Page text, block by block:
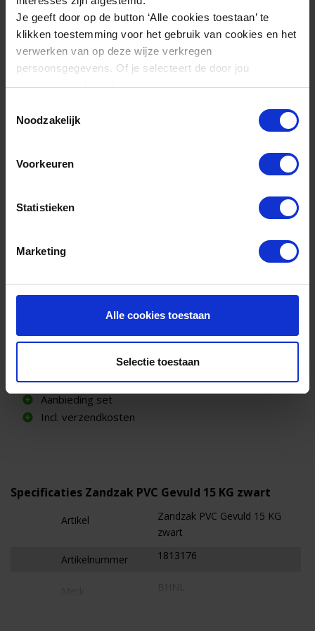
Je geeft door op de button ‘Alle cookies toestaan’ te
klikken toestemming voor het gebruik van cookies en het
verwerken van op deze wijze verkregen
persoonsgegevens. Of je selecteert de door jou
gewenste cookies. Lees er meer over in onze
Noodzakelijk
Voorkeuren
Statistieken
Marketing
Alle cookies toestaan
Selectie toestaan
€ 9,95 excl. btw
Praktisch handvat
Slijtvast PVC polyester
Aanbieding set
Incl. verzendkosten
Specificaties Zandzak PVC Gevuld 15 KG zwart
Artikel
Zandzak PVC Gevuld 15 KG
zwart
Artikelnummer 1813176
BHNL